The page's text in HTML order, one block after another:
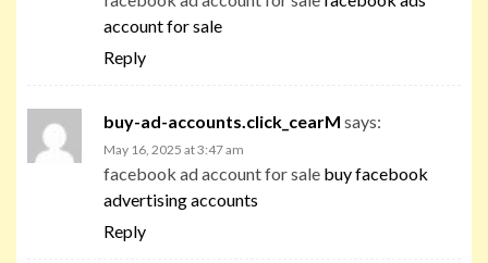
account for sale
Reply
buy-ad-accounts.click_cearM says:
May 16, 2025 at 3:47 am
facebook ad account for sale buy facebook
advertising accounts
Reply